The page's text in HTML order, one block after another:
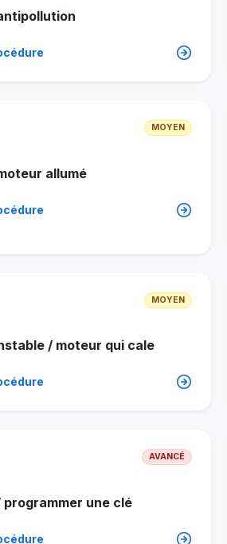
MOYEN
allumé
MOYEN
/ moteur qui cale
AVANCÉ
programmer une clé